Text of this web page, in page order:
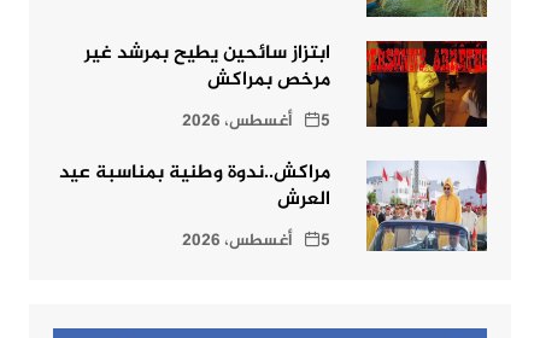
ابتزاز سائحين يطيح بمرشد غير
مرخص بمراكش
5 أغسطس، 2026
مراكش..ندوة وطنية بمناسبة عيد
العرش
5 أغسطس، 2026